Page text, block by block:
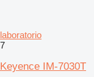
laboratorio
7
Keyence IM-7030T